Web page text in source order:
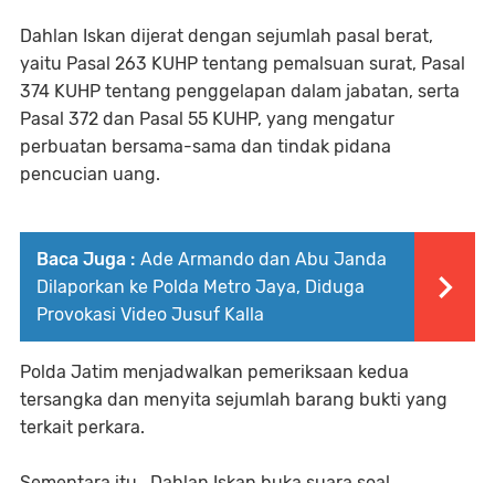
Dahlan Iskan dijerat dengan sejumlah pasal berat,
yaitu Pasal 263 KUHP tentang pemalsuan surat, Pasal
374 KUHP tentang penggelapan dalam jabatan, serta
Pasal 372 dan Pasal 55 KUHP, yang mengatur
perbuatan bersama-sama dan tindak pidana
pencucian uang.
Baca Juga : Ade Armando dan Abu Janda
Dilaporkan ke Polda Metro Jaya, Diduga
Provokasi Video Jusuf Kalla
Polda Jatim menjadwalkan pemeriksaan kedua
tersangka dan menyita sejumlah barang bukti yang
terkait perkara.